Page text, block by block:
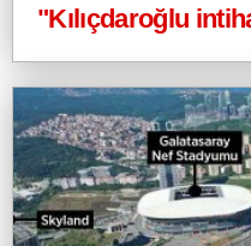
"Kılıçdaroğlu